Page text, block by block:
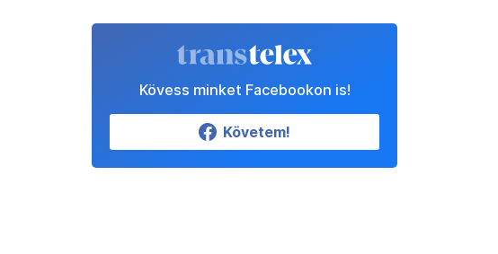
Kövess minket Facebookon is!
Követem!